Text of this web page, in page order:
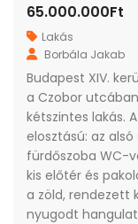
65.000.000Ft
Lakás
Borbála Jakab
Budapest XIV.
a Czobor
kétszintes lakás.
elosztású: az
fürdőszoba WC-
kis előtér és
a zöld, rendezett
nyugodt